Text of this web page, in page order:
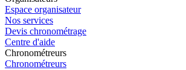
Espace organisateur
Nos services
Devis chronométrage
Centre d'aide
Chronométreurs
Chronométreurs